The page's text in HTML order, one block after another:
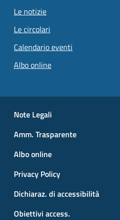
Le notizie
Le circolari
Calendario eventi
Albo online
Small prints
Note Legali
Amm. Trasparente
Albo online
Privacy Policy
Dichiaraz. di accessibilità
Obiettivi access.